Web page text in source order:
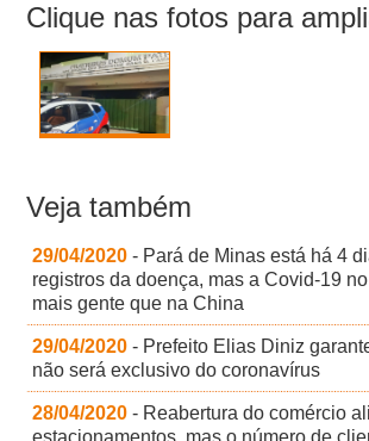
Clique nas fotos para
Veja também
29/04/2020 - Pará de Minas está há 4
registros da doença, mas a Covid-19
mais gente que na China
29/04/2020 - Prefeito Elias Diniz
não será exclusivo do coronavírus
28/04/2020 - Reabertura do comércio
estacionamentos, mas o número de